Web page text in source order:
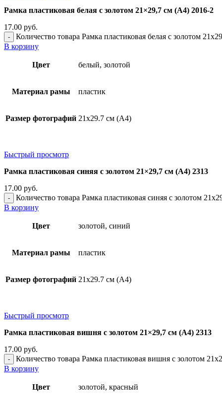
Рамка пластиковая белая с золотом 21×29,7 см (А4) 2016-2
17.00 руб.
Количество товара Рамка пластиковая белая с золотом
В корзину
Цвет белый, золотой
Материал рамы пластик
Размер фотографий 21х29.7 см (А4)
Быстрый просмотр
Рамка пластиковая синяя с золотом 21×29,7 см (А4) 2313
17.00 руб.
Количество товара Рамка пластиковая синяя с золотом
В корзину
Цвет золотой, синий
Материал рамы пластик
Размер фотографий 21х29.7 см (А4)
Быстрый просмотр
Рамка пластиковая вишня с золотом 21×29,7 см (А4) 2313
17.00 руб.
Количество товара Рамка пластиковая вишня с золотом
В корзину
Цвет золотой, красный